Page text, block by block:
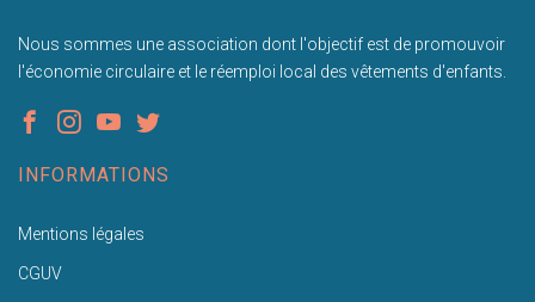
Nous sommes une association dont l'objectif est de promouvoir
l'économie circulaire et le réemploi local des vêtements d'enfants.
INFORMATIONS
Mentions légales
CGUV